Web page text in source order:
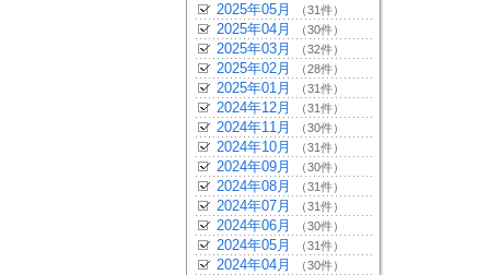
2025年05月 （31件）
2025年04月 （30件）
2025年03月 （32件）
2025年02月 （28件）
2025年01月 （31件）
2024年12月 （31件）
2024年11月 （30件）
2024年10月 （31件）
2024年09月 （30件）
2024年08月 （31件）
2024年07月 （31件）
2024年06月 （30件）
2024年05月 （31件）
2024年04月 （30件）